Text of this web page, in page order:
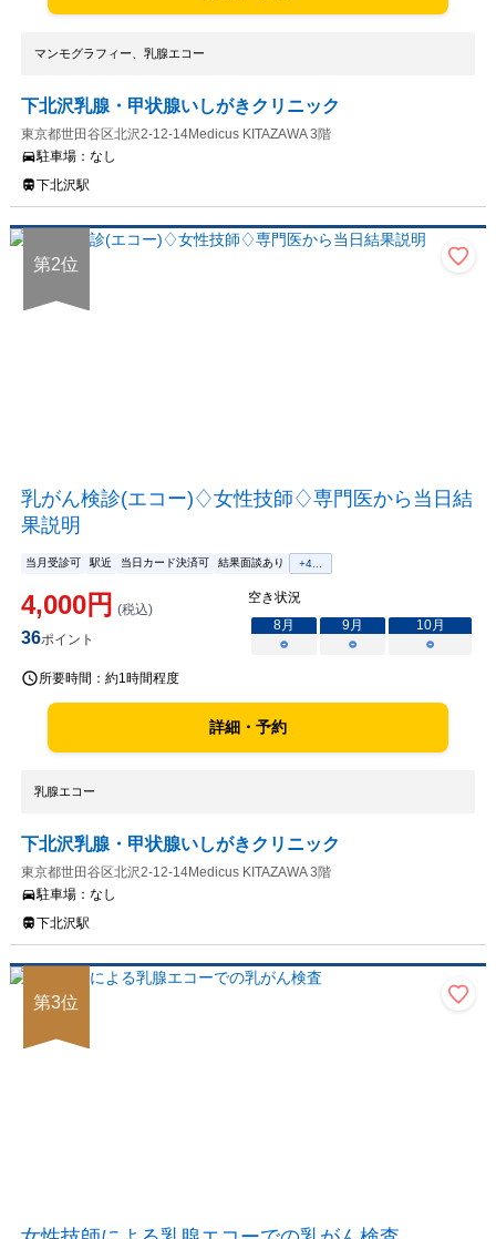
マンモグラフィー、乳腺エコー
下北沢乳腺・甲状腺いしがきクリニック
東京都世田谷区北沢2-12-14Medicus KITAZAWA 3階
駐車場： なし
下北沢駅
第2位
乳がん検診(エコー)♢女性技師♢専門医から当日結
果説明
当月受診可 駅近 当日カード決済可 結果面談あり +4...
4,000円 (税込)
36ポイント
空き状況
8月 9月 10月
○
○ ○
所要時間： 約1時間程度
詳細・予約
乳腺エコー
下北沢乳腺・甲状腺いしがきクリニック
東京都世田谷区北沢2-12-14Medicus KITAZAWA 3階
駐車場： なし
下北沢駅
第3位